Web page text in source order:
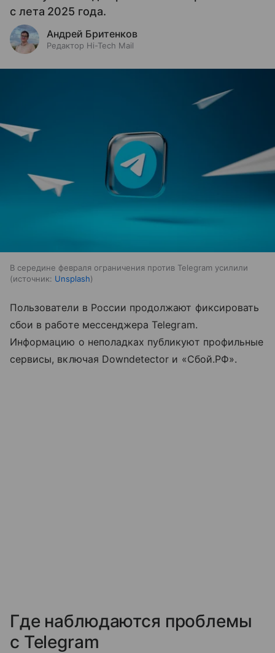
с лета 2025 года.
Андрей Бритенков
Редактор Hi-Tech Mail
В середине февраля ограничения против Telegram усилили
источник: Unsplash
Пользователи в России продолжают фиксировать
сбои в работе мессенджера Telegram.
Информацию о неполадках публикуют профильные
сервисы, включая Downdetector и «Сбой.РФ».
Где наблюдаются проблемы
с Telegram